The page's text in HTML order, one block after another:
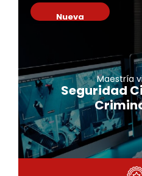
Nueva
Maestría
Seguridad
Maestría
Seguridad